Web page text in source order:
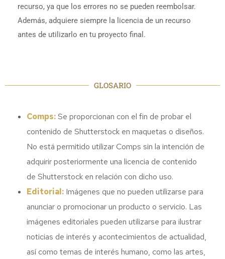
recurso, ya que los errores no se pueden reembolsar.
Además, adquiere siempre la licencia de un recurso
antes de utilizarlo en tu proyecto final.
GLOSARIO
Comps:Se proporcionan con el fin de probar el
contenido de Shutterstock en maquetas o diseños.
No está permitido utilizar Comps sin la intención de
adquirir posteriormente una licencia de contenido
de Shutterstock en relación con dicho uso.
Editorial: Imágenes que no pueden utilizarse para
anunciar o promocionar un producto o servicio. Las
imágenes editoriales pueden utilizarse para ilustrar
noticias de interés y acontecimientos de actualidad,
así como temas de interés humano, como las artes,